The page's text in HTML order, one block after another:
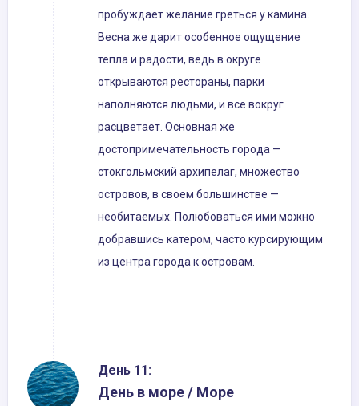
пробуждает желание греться у камина.
Весна же дарит особенное ощущение
тепла и радости, ведь в округе
открываются рестораны, парки
наполняются людьми, и все вокруг
расцветает. Основная же
достопримечательность города —
стокгольмский архипелаг, множество
островов, в своем большинстве —
необитаемых. Полюбоваться ими можно
добравшись катером, часто курсирующим
из центра города к островам.
День 11:
День в море / Море